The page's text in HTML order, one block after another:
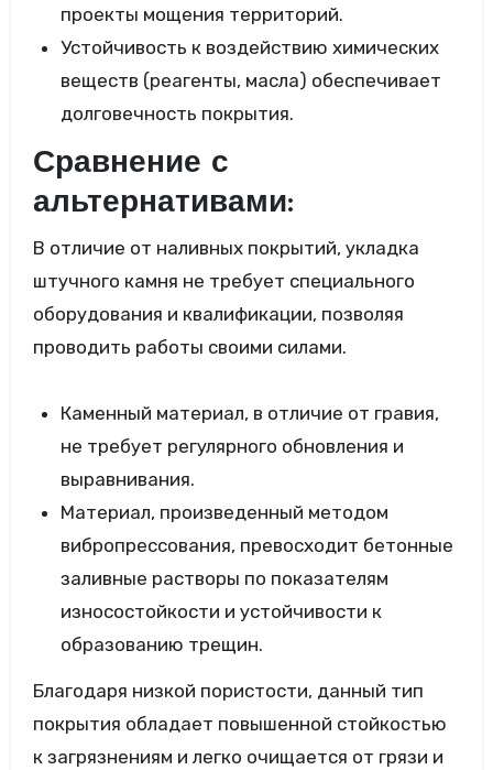
проекты мощения территорий.
Устойчивость к воздействию химических
веществ (реагенты, масла) обеспечивает
долговечность покрытия.
Сравнение с
альтернативами:
В отличие от наливных покрытий, укладка
штучного камня не требует специального
оборудования и квалификации, позволяя
проводить работы своими силами.
Каменный материал, в отличие от гравия,
не требует регулярного обновления и
выравнивания.
Материал, произведенный методом
вибропрессования, превосходит бетонные
заливные растворы по показателям
износостойкости и устойчивости к
образованию трещин.
Благодаря низкой пористости, данный тип
покрытия обладает повышенной стойкостью
к загрязнениям и легко очищается от грязи и